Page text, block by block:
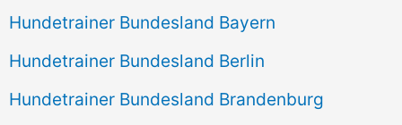
Hundetrainer Bundesland Bayern
Hundetrainer Bundesland Berlin
Hundetrainer Bundesland Brandenburg